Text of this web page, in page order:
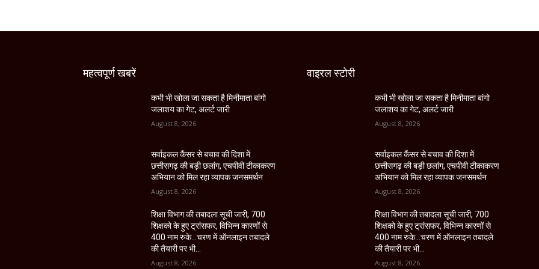
महत्वपूर्ण खबरें
कभी भी खोला जा सकता है मिनीमाता बांगो
जलाशय का गेट, अलर्ट जारी
August 8, 2026
सर्वाइकल कैंसर से बचाव की दिशा में
छत्तीसगढ़ की बड़ी छलांग, एचपीवी टीकाकरण
अभियान को मिल रहा व्यापक जनसमर्थन
August 8, 2026
शिक्षा विभाग की तबादला सूची जारी, 700
शिक्षको के हुए ट्रांसफर, विभिन्न कारणों से
400 नाम रुके…चरण में ऑनलाइन तबादले
की तैयारी पर भी...
August 8, 2026
वाइरल स्टोरी
कभी भी खोला जा सकता है मिनीमाता बांगो
जलाशय का गेट, अलर्ट जारी
August 8, 2026
सर्वाइकल कैंसर से बचाव की दिशा में
छत्तीसगढ़ की बड़ी छलांग, एचपीवी टीकाकरण
अभियान को मिल रहा व्यापक जनसमर्थन
August 8, 2026
शिक्षा विभाग की तबादला सूची जारी, 700
शिक्षको के हुए ट्रांसफर, विभिन्न कारणों से
400 नाम रुके…चरण में ऑनलाइन तबादले
की तैयारी पर भी...
August 8, 2026